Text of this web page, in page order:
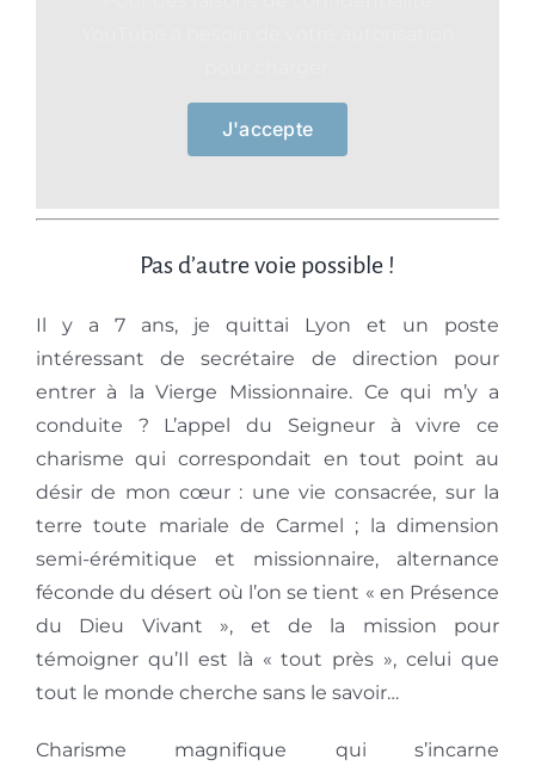
Devenir frère ou soeur
J'accepte
Pas d’autre voie possible !
Il y a 7 ans, je quittai Lyon et un poste
intéressant de secrétaire de direction pour
entrer à la Vierge Missionnaire. Ce qui m’y a
conduite ? L’appel du Seigneur à vivre ce
charisme qui correspondait en tout point au
désir de mon cœur : une vie consacrée, sur la
terre toute mariale de Carmel ; la dimension
semi-érémitique et missionnaire, alternance
féconde du désert où l’on se tient « en Présence
du Dieu Vivant », et de la mission pour
témoigner qu’Il est là « tout près », celui que
tout le monde cherche sans le savoir…
Charisme magnifique qui s’incarne